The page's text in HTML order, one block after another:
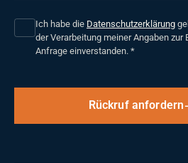
Ich habe die Datenschutzerklärung
der Verarbeitung meiner Angaben zur
Anfrage einverstanden. *
Rückruf anfordern